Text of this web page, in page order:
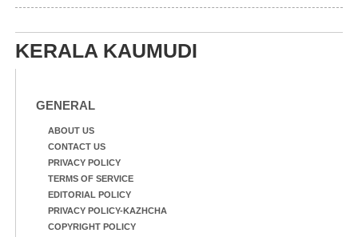
KERALA KAUMUDI
GENERAL
ABOUT US
CONTACT US
PRIVACY POLICY
TERMS OF SERVICE
EDITORIAL POLICY
PRIVACY POLICY-KAZHCHA
COPYRIGHT POLICY